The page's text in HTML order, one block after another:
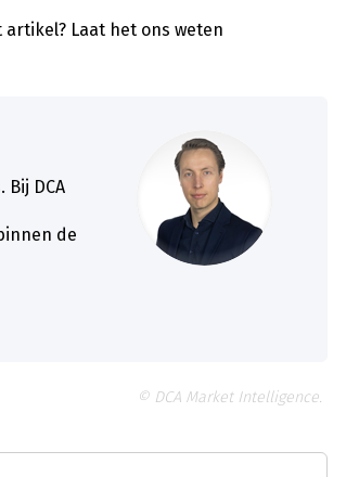
artikel? Laat het ons weten
DCA
de
© DCA Market Intelligence.